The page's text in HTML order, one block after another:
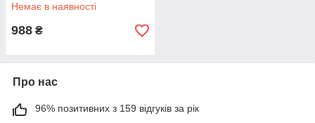
Немає в наявності
988 ₴
Про нас
96% позитивних з 159 відгуків за рік